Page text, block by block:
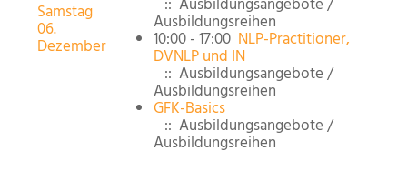
Samstag
06.
Dezember
Ausbildungsreihen
10:00 - 17:00 NLP-Practitioner,
DVNLP und IN
:: Ausbildungsangebote /
Ausbildungsreihen
GFK-Basics
:: Ausbildungsangebote /
Ausbildungsreihen